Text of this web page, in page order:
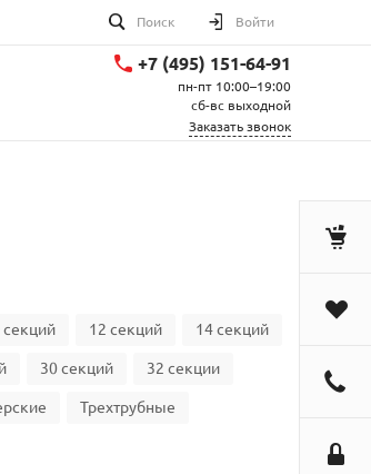
Поиск Войти
+7 (495) 151-64-91
пн-пт 10:00–19:00
сб-вс выходной
Заказать звонок
секций 12 секций 14 секций
30 секций 32 секции
Трехтрубные